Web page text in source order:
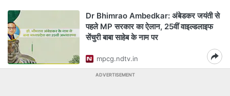
Dr Bhimrao Ambedkar: अंबेडकर जयंती से
पहले MP सरकार का ऐलान, 25वीं वाइल्डलाइफ
सेंचुरी बाबा साहेब के नाम पर
mpcg.ndtv.in
ADVERTISEMENT